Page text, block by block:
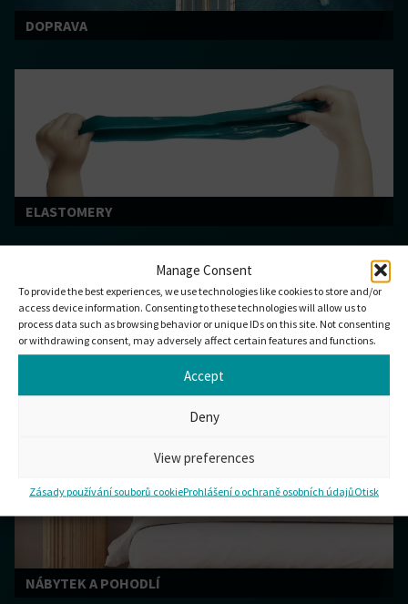
Manage Consent
To provide the best experiences, we use technologies like cookies to store and/or
access device information. Consenting to these technologies will allow us to
process data such as browsing behavior or unique IDs on this site. Not consenting
or withdrawing consent, may adversely affect certain features and functions.
Accept
Deny
View preferences
Zásady používání souborů cookieProhlášení o ochraně osobních údajůOtisk
DOPRAVA
ELASTOMERY
FLEXIBILNÍ OBALY
NÁBYTEK A POHODLÍ